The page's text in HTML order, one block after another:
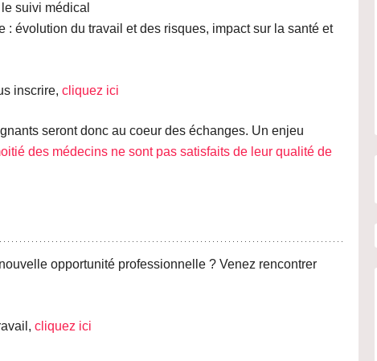
suivi médical
: évolution du travail et des risques, impact sur la santé et
inscrire, cliquez ici
seront donc au coeur des échanges. Un enjeu
des médecins ne sont pas satisfaits de leur qualité de
opportunité professionnelle ? Venez rencontrer
cliquez ici